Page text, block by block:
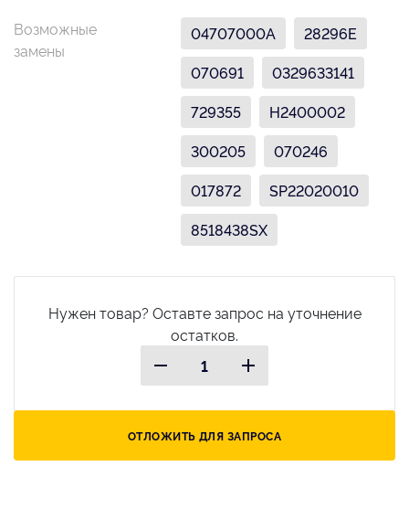
Возможные
замены
04707000A
28296E
070691
0329633141
729355
H2400002
300205
070246
017872
SP22020010
8518438SX
Нужен товар? Оставте запрос на уточнение
остатков.
ОТЛОЖИТЬ ДЛЯ ЗАПРОСА